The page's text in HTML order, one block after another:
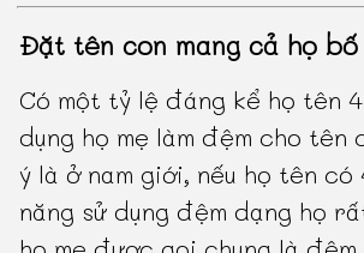
Đặt tên con mang cả họ bố
Có một tỷ lệ đáng kể họ tên
dụng họ mẹ làm đệm cho tên
ý là ở nam giới, nếu họ tên
năng sử dụng đệm dạng họ